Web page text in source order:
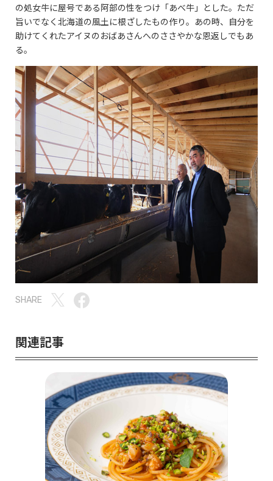
の処女牛に屋号である阿部の性をつけ「あべ牛」とした。ただ
旨いでなく北海道の風土に根ざしたもの作り。あの時、自分を
助けてくれたアイヌのおばあさんへのささやかな恩返しでもあ
る。
SHARE
関連記事